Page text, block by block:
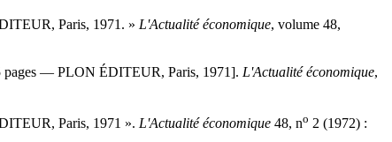
Paris, 1971. » L'Actualité économique, volume 48,
— PLON ÉDITEUR, Paris, 1971]. L'Actualité économique,
Paris, 1971 ». L'Actualité économique 48, no 2 (1972) :